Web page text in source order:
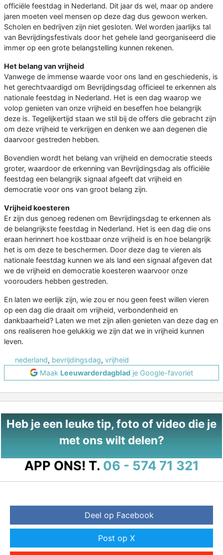
officiële feestdag in Nederland. Dit jaar ds wel, maar op andere
jaren moeten veel mensen op deze dag dus gewoon werken.
Scholen en bedrijven zijn niet gesloten. Wel worden jaarlijks tal
van Bevrijdingsfestivals door het gehele land georganiseerd die
immer op een grote belangstelling kunnen rekenen.
Het belang van vrijheid
Vanwege de immense waarde voor ons land en geschiedenis, is
het gerechtvaardigd om Bevrijdingsdag officieel te erkennen als
nationale feestdag in Nederland. Het is een dag waarop we
volop genieten van onze vrijheid en beseffen hoe belangrijk
deze is. Tegelijkertijd staan we stil bij de offers die gebracht zijn
om deze vrijheid te verkrijgen en denken we aan degenen die
daarvoor gestreden hebben.
Bovendien wordt het belang van vrijheid en democratie steeds
groter, waardoor de erkenning van Bevrijdingsdag als officiële
feestdag een belangrijk signaal afgeeft dat vrijheid en
democratie voor ons van groot belang zijn.
Vrijheid koesteren
Er zijn dus genoeg redenen om Bevrijdingsdag te erkennen als
de belangrijkste feestdag in Nederland. Het is een dag die ons
eraan herinnert hoe kostbaar onze vrijheid is en hoe belangrijk
het is om deze te beschermen. Door deze dag te vieren als
nationale feestdag kunnen we als land een signaal afgeven dat
we de vrijheid en democratie koesteren waarvoor onze
voorouders hebben gestreden.
En laten we eerlijk zijn, wie zou er nou geen feest willen vieren
op een dag die draait om vrijheid, verbondenheid en
dankbaarheid? Laten we met zijn allen genieten van deze dag en
ons realiseren hoe gelukkig we zijn dat we in vrijheid kunnen
leven.
nederland, bevrijdingsdag, vrijheid
Maak Leeuwarderdagblad je Google-favoriet
Heb je een leuke tip, foto of video die je
met ons wilt delen?
APP ONS! T. 06 - 574 71 321
Deel op Facebook
Post op X